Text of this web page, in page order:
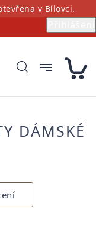
v Bílovci.
DÁMSKÉ